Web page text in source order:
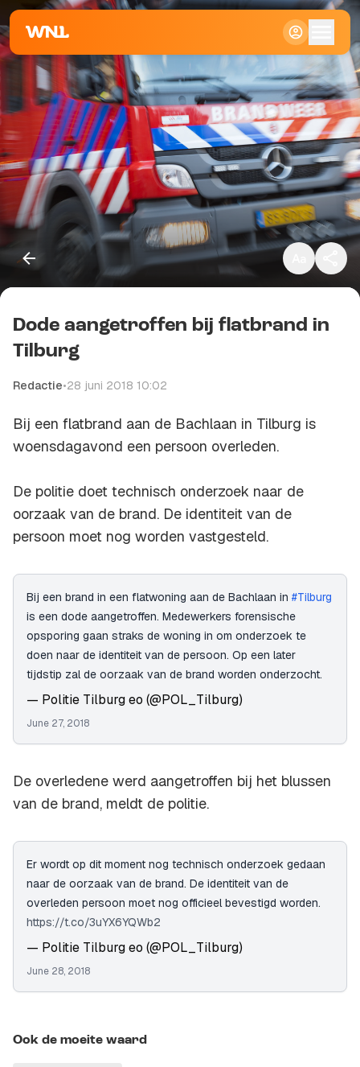
Klein
Standaard
Groot
Kopieer link
Dode aangetroffen bij flatbrand in
Tilburg
Redactie•28 juni 2018 10:02
Bij een flatbrand aan de Bachlaan in Tilburg is
woensdagavond een persoon overleden.
De politie doet technisch onderzoek naar de
oorzaak van de brand. De identiteit van de
persoon moet nog worden vastgesteld.
Bij een brand in een flatwoning aan de Bachlaan in #Tilburg
is een dode aangetroffen. Medewerkers forensische
opsporing gaan straks de woning in om onderzoek te
doen naar de identiteit van de persoon. Op een later
tijdstip zal de oorzaak van de brand worden onderzocht.
— Politie Tilburg eo (@POL_Tilburg)
June 27, 2018
De overledene werd aangetroffen bij het blussen
van de brand, meldt de politie.
Er wordt op dit moment nog technisch onderzoek gedaan
naar de oorzaak van de brand. De identiteit van de
overleden persoon moet nog officieel bevestigd worden.
https://t.co/3uYX6YQWb2
— Politie Tilburg eo (@POL_Tilburg)
June 28, 2018
Ook de moeite waard